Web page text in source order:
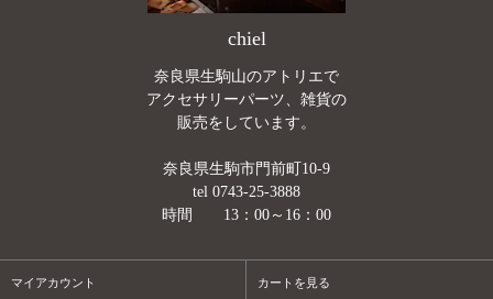
chiel
奈良県生駒山のアトリエで
アクセサリーパーツ、雑貨の
販売をしています。
奈良県生駒市門前町10-9
tel 0743-25-3888
時間 13：00～16：00
マイアカウント カートを見る